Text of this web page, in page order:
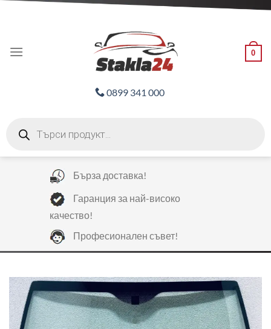
0
0899 341 000
search
Бърза доставка!
Гаранция за най-високо
качество!
Професионален съвет!